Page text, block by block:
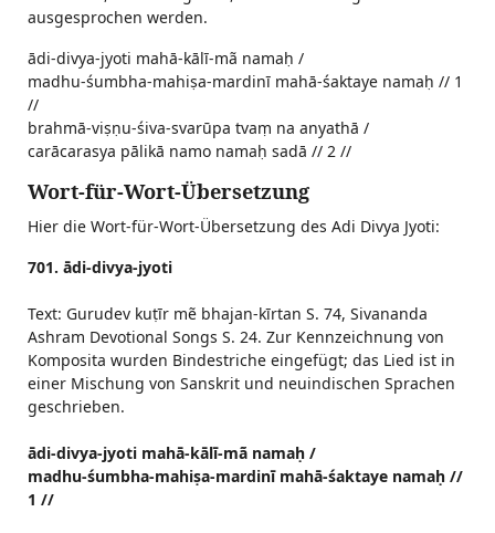
ausgesprochen werden.
ādi-divya-jyoti mahā-kālī-mã namaḥ /
madhu-śumbha-mahiṣa-mardinī mahā-śaktaye namaḥ // 1
//
brahmā-viṣṇu-śiva-svarūpa tvaṃ na anyathā /
carācarasya pālikā namo namaḥ sadā // 2 //
Wort-für-Wort-Übersetzung
Hier die Wort-für-Wort-Übersetzung des Adi Divya Jyoti:
701. ādi-divya-jyoti
Text: Gurudev kuṭīr mẽ bhajan-kīrtan S. 74, Sivananda
Ashram Devotional Songs S. 24. Zur Kennzeichnung von
Komposita wurden Bindestriche eingefügt; das Lied ist in
einer Mischung von Sanskrit und neuindischen Sprachen
geschrieben.
ādi-divya-jyoti mahā-kālī-mã namaḥ /
madhu-śumbha-mahiṣa-mardinī mahā-śaktaye namaḥ //
1 //